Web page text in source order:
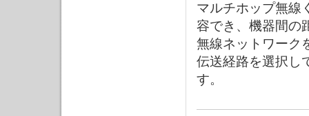
マルチホップ無線
容でき、機器間の
無線ネットワーク
伝送経路を選択し
す。